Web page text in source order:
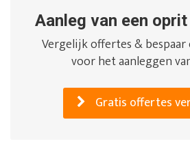
Aanleg van een
Vergelijk offertes &
voor het aanleggen
Gratis offertes